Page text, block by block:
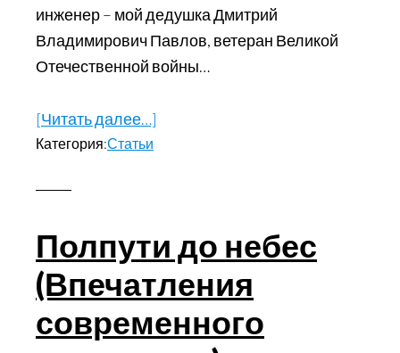
инженер – мой дедушка Дмитрий
Владимирович Павлов, ветеран Великой
Отечественной войны…
[Читать далее…]
Любовью…
голоса
войны)
Категория:Статьи
Полпути до небес
(Впечатления
современного